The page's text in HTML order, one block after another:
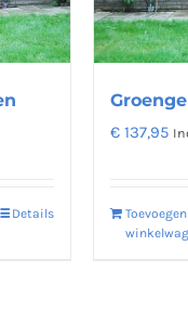
Details
€ 137,95